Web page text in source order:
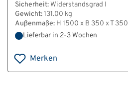
Sicherheit: Widerstandsgrad I
Gewicht:131.00 kg
Außenmaße: H 1500 x B 350 x T 350
Lieferbar in 2-3 Wochen
Merken